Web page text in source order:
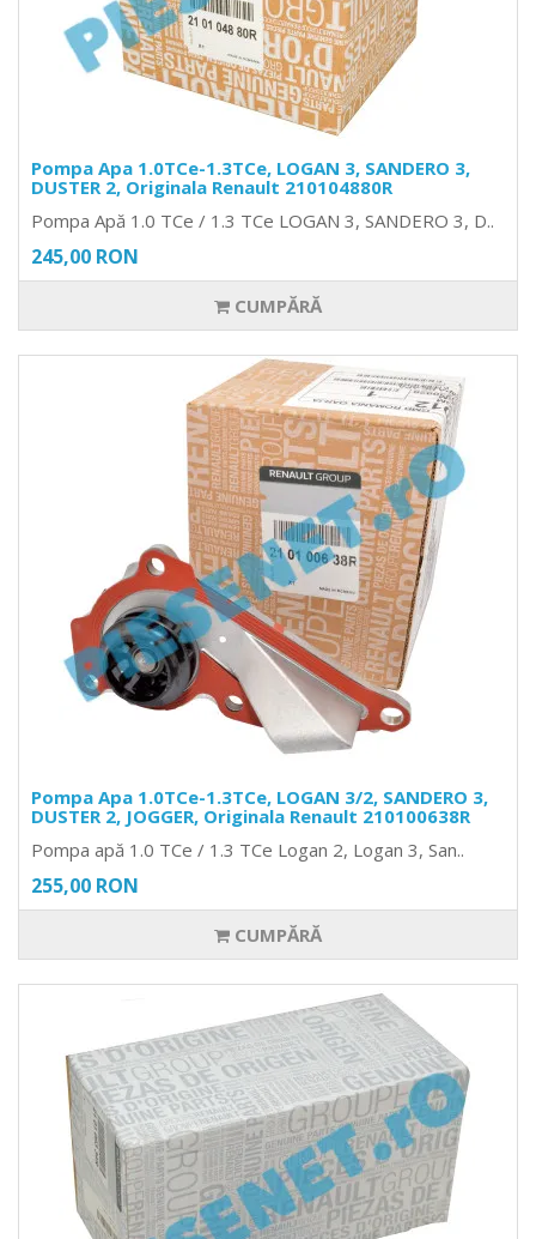
Pompa Apa 1.0TCe-1.3TCe, LOGAN 3, SANDERO 3,
DUSTER 2, Originala Renault 210104880R
Pompa Apă 1.0 TCe / 1.3 TCe LOGAN 3, SANDERO 3, D..
245,00 RON
CUMPĂRĂ
Pompa Apa 1.0TCe-1.3TCe, LOGAN 3/2, SANDERO 3,
DUSTER 2, JOGGER, Originala Renault 210100638R
Pompa apă 1.0 TCe / 1.3 TCe Logan 2, Logan 3, San..
255,00 RON
CUMPĂRĂ